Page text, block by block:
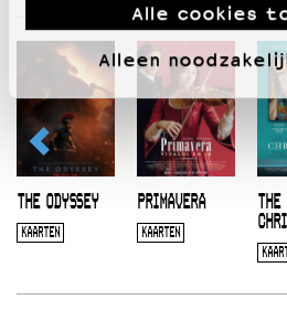
Alle cookies
Alleen
THE ODYSSEY
KAARTEN
PRIMAVERA
KAARTEN
THE